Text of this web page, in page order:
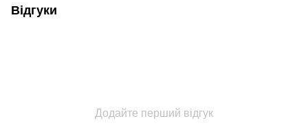
Відгуки
Додайте перший відгук